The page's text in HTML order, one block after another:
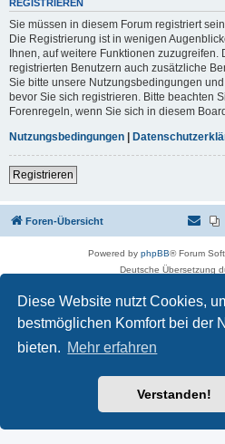
Diese Website nutzt Cookies,
bestmöglichen Komfort bei der
bieten. Mehr erfahren
Verstanden!
REGISTRIEREN
Sie müssen in diesem Forum registriert
Die Registrierung ist in wenigen
Ihnen, auf weitere Funktionen zuzugreifen.
registrierten Benutzern auch zusätzliche
Sie bitte unsere Nutzungsbedingungen
bevor Sie sich registrieren. Bitte beachten
Forenregeln, wenn Sie sich in diesem
Nutzungsbedingungen |
Registrieren
Foren-Übersicht
Powered by phpBB® Forum
Deutsche Übersetzung